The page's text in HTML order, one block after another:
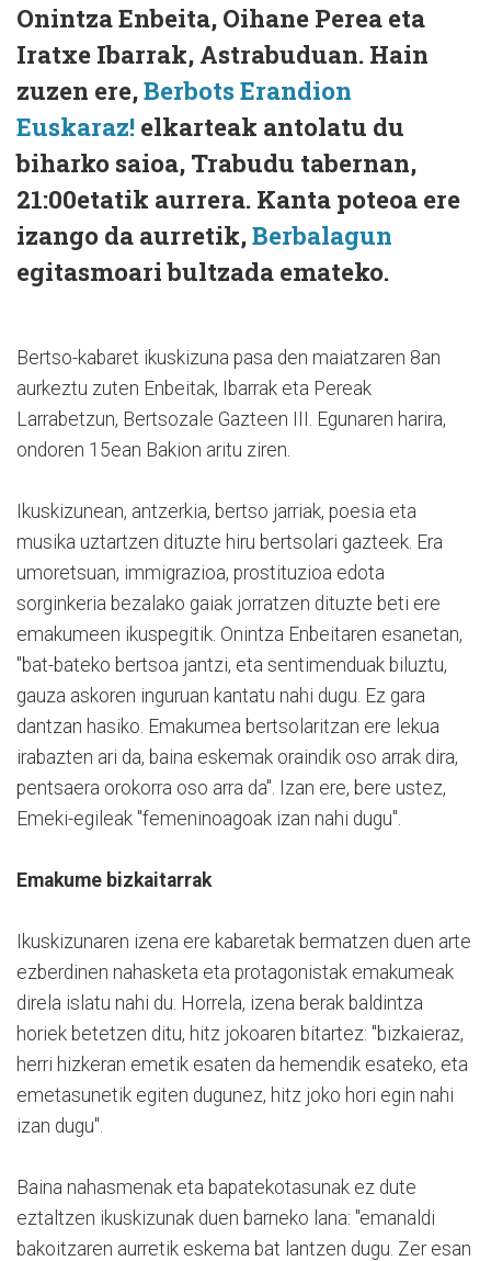
Onintza Enbeita, Oihane Perea eta
Iratxe Ibarrak, Astrabuduan. Hain
zuzen ere,Berbots Erandion
Euskaraz! elkarteak antolatu du
biharko saioa, Trabudu tabernan,
21:00etatik aurrera. Kanta poteoa ere
izango da aurretik,Berbalagun
egitasmoari bultzada emateko.
Bertso-kabaret ikuskizuna pasa den maiatzaren 8an
aurkeztu zuten Enbeitak, Ibarrak eta Pereak
Larrabetzun, Bertsozale Gazteen III. Egunaren harira,
ondoren 15ean Bakion aritu ziren.
Ikuskizunean, antzerkia, bertso jarriak, poesia eta
musika uztartzen dituzte hiru bertsolari gazteek. Era
umoretsuan, immigrazioa, prostituzioa edota
sorginkeria bezalako gaiak jorratzen dituzte beti ere
emakumeen ikuspegitik. Onintza Enbeitaren esanetan,
"bat-bateko bertsoa jantzi, eta sentimenduak biluztu,
gauza askoren inguruan kantatu nahi dugu. Ez gara
dantzan hasiko. Emakumea bertsolaritzan ere lekua
irabazten ari da, baina eskemak oraindik oso arrak dira,
pentsaera orokorra oso arra da". Izan ere, bere ustez,
Emeki-egileak "femeninoagoak izan nahi dugu".
Emakume bizkaitarrak
Ikuskizunaren izena ere kabaretak bermatzen duen arte
ezberdinen nahasketa eta protagonistak emakumeak
direla islatu nahi du. Horrela, izena berak baldintza
horiek betetzen ditu, hitz jokoaren bitartez: "bizkaieraz,
herri hizkeran emetik esaten da hemendik esateko, eta
emetasunetik egiten dugunez, hitz joko hori egin nahi
izan dugu".
Baina nahasmenak eta bapatekotasunak ez dute
eztaltzen ikuskizunak duen barneko lana: "emanaldi
bakoitzaren aurretik eskema bat lantzen dugu. Zer esan